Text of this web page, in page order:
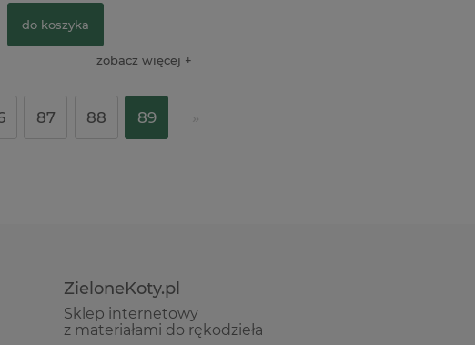
do koszyka
zobacz więcej
87 88 89
ZieloneKoty.pl
Sklep internetowy
z materiałami do rękodzieła